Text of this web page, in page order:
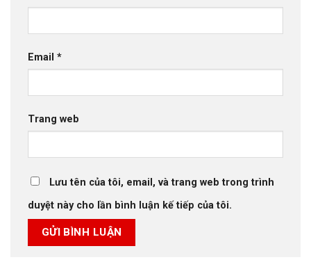
Email *
Trang web
Lưu tên của tôi, email, và trang web trong trình
duyệt này cho lần bình luận kế tiếp của tôi.